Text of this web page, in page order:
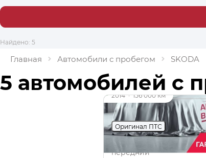
Найдено: 5
Главная Автомобили с пробегом SKODA
5 автомобилей с
до 49 000 ₽
2014·156 000 км
SKODA Octavia
Оригинал ПТС
1.4 л (140 л.с.), Робот,
передний